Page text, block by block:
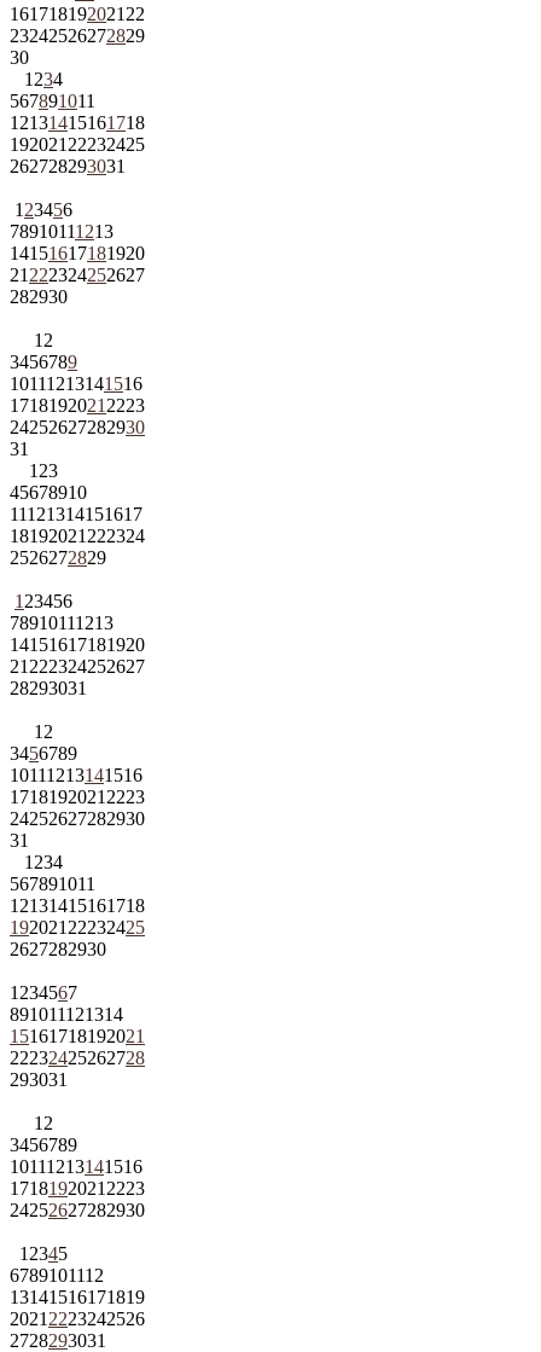
161718192021 22
23242526272829
30
1 234
567891011
12131415161718
192021 22232425
262728293031
1 23456
78910111213
14151617181920
21 222324252627
282930
1 2
3456789
10111213141516
1718192021 2223
24252627282930
31
1 23
45678910
11121314151617
18192021 222324
2526272829
1 23456
78910111213
14151617181920
21 222324252627
28293031
1 2
3456789
10111213141516
1718192021 2223
24252627282930
31
1 234
567891011
12131415161718
192021 22232425
2627282930
1 234567
891011121314
15161718192021
22232425262728
293031
1 2
3456789
10111213141516
1718192021 2223
24252627282930
1 2345
6789101112
13141516171819
2021 2223242526
2728293031